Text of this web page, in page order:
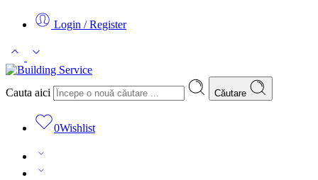
Login / Register
Cauta aici Căutare
0Wishlist